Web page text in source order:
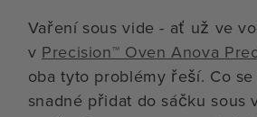
Vaření sous vide - ať už ve
v Precision™ Oven Anova
oba tyto problémy řeší. Co
snadné přidat do sáčku sous